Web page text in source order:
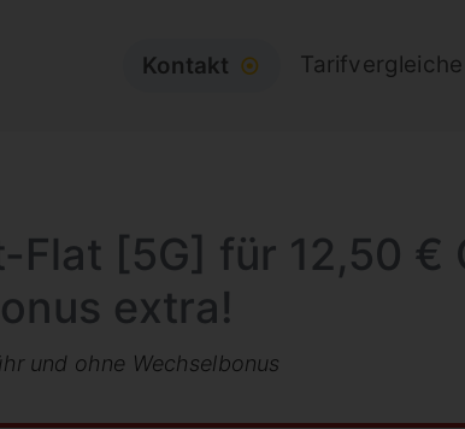
Kontakt ⦿ Tarifvergleiche
Flat [5G] für 12,50
extra!
und ohne Wechselbonus